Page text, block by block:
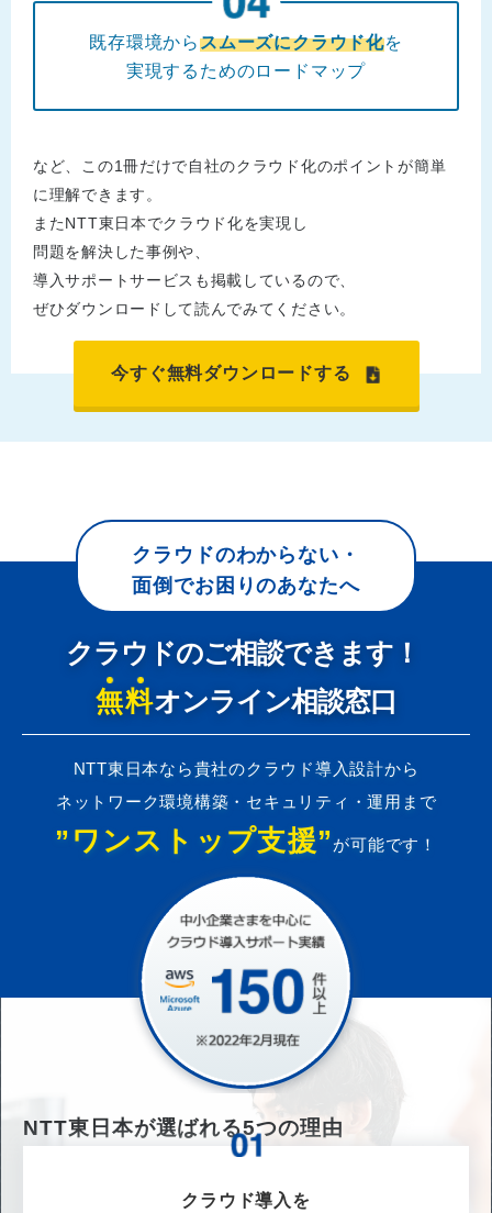
既存環境からスムーズにクラウド化を
実現するためのロードマップ
など、この1冊だけで自社のクラウド化のポイントが簡単
に理解できます。
またNTT東日本でクラウド化を実現し
問題を解決した事例や、
導入サポートサービスも掲載しているので、
ぜひダウンロードして読んでみてください。
今すぐ無料ダウンロードする
クラウドのわからない・
面倒でお困りのあなたへ
クラウドのご相談できます！
無料オンライン相談窓口
NTT東日本なら貴社のクラウド導入設計から
ネットワーク環境構築・セキュリティ・運用まで
”ワンストップ支援” が可能です！
NTT東日本が選ばれる5つの理由
クラウド導入を